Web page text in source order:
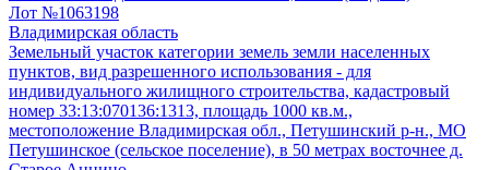
Лот №1063198
Владимирская область
Земельный участок категории земель земли населенных
пунктов, вид разрешенного использования - для
индивидуального жилищного строительства, кадастровый
номер 33:13:070136:1313, площадь 1000 кв.м.,
местоположение Владимирская обл., Петушинский р-н., МО
Петушинское (сельское поселение), в 50 метрах восточнее д.